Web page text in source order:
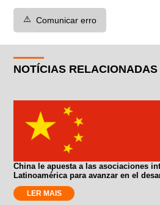
⚠️ Comunicar erro
NOTÍCIAS RELACIONADAS
China le apuesta a las asociaciones
Latinoamérica para avanzar en el
LER MAIS